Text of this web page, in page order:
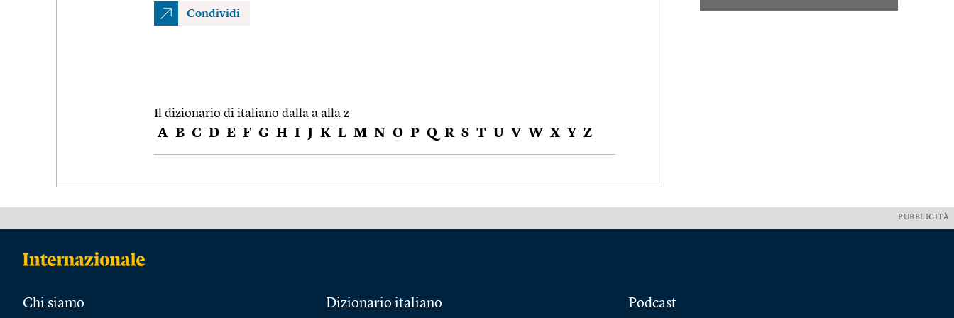
Condividi
Il dizionario di italiano dalla a alla z
A B C D E F G H I J K L M N O P Q R S T U V W X Y Z
PUBBLICITÀ
Chi siamo Dizionario italiano Podcast